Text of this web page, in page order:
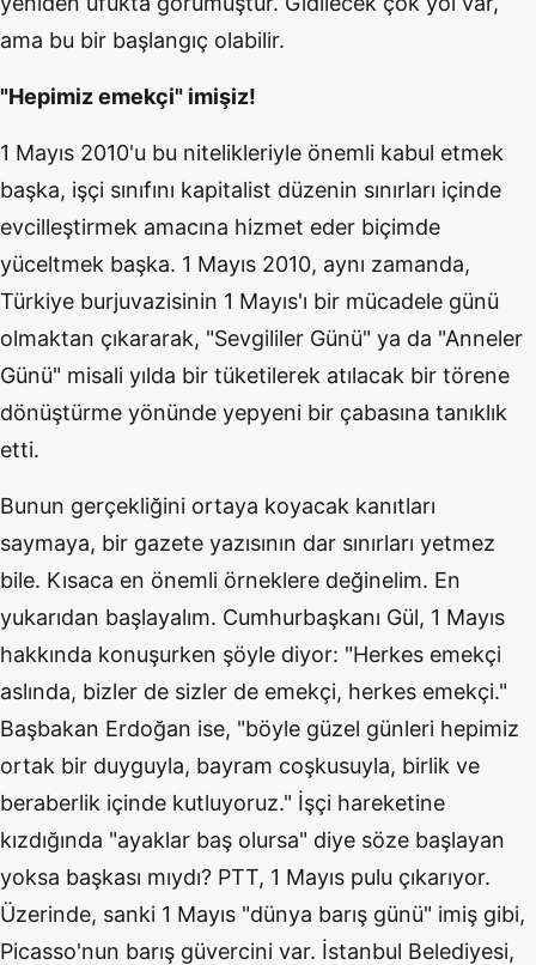
ama bu bir başlangıç olabilir.
"Hepimiz emekçi" imişiz!
1 Mayıs 2010'u bu nitelikleriyle önemli kabul etmek
başka, işçi sınıfını kapitalist düzenin sınırları içinde
evcilleştirmek amacına hizmet eder biçimde
yüceltmek başka. 1 Mayıs 2010, aynı zamanda,
Türkiye burjuvazisinin 1 Mayıs'ı bir mücadele günü
olmaktan çıkararak, "Sevgililer Günü" ya da "Anneler
Günü" misali yılda bir tüketilerek atılacak bir törene
dönüştürme yönünde yepyeni bir çabasına tanıklık
etti.
Bunun gerçekliğini ortaya koyacak kanıtları
saymaya, bir gazete yazısının dar sınırları yetmez
bile. Kısaca en önemli örneklere değinelim. En
yukarıdan başlayalım. Cumhurbaşkanı Gül, 1 Mayıs
hakkında konuşurken şöyle diyor: "Herkes emekçi
aslında, bizler de sizler de emekçi, herkes emekçi."
Başbakan Erdoğan ise, "böyle güzel günleri hepimiz
ortak bir duyguyla, bayram coşkusuyla, birlik ve
beraberlik içinde kutluyoruz." İşçi hareketine
kızdığında "ayaklar baş olursa" diye söze başlayan
yoksa başkası mıydı? PTT, 1 Mayıs pulu çıkarıyor.
Üzerinde, sanki 1 Mayıs "dünya barış günü" imiş gibi,
Picasso'nun barış güvercini var. İstanbul Belediyesi,